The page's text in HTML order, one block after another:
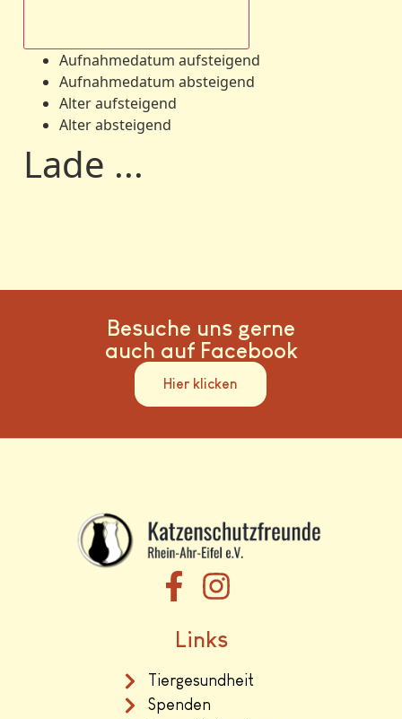
Aufnahmedatum aufsteigend
Aufnahmedatum absteigend
Alter aufsteigend
Alter absteigend
Lade ...
Besuche uns gerne
auch auf Facebook
Hier klicken
Links
Tiergesundheit
Spenden